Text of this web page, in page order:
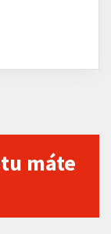
máte